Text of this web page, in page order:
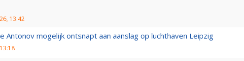
13:42
Antonov mogelijk ontsnapt aan aanslag op luchthaven Leipzig